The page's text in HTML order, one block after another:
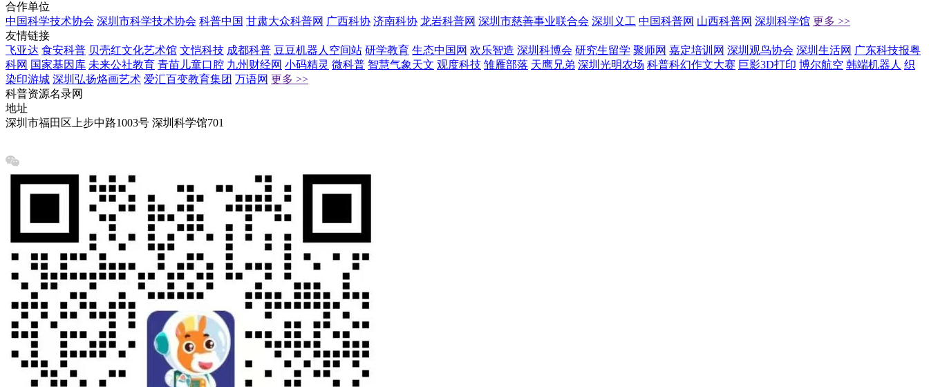
合作单位
中国科学技术协会 深圳市科学技术协会 科普中国 甘肃大众科普网 广西科协 济南科协 龙岩科普网 深圳市慈善事业联合会 深圳义工 中国科普网 山西科普网 深圳科学馆 更多 >>
友情链接
飞亚达 食安科普 贝壳红文化艺术馆 文恺科技 成都科普 豆豆机器人空间站 研学教育 生态中国网 欢乐智造 深圳科博会 研究生留学 聚师网 嘉定培训网 深圳观鸟协会 深圳生活网 广东科技报粤
科网 国家基因库 未来公社教育 青苗儿童口腔 九州财经网 小码精灵 微科普 智慧气象天文 观度科技 雏雁部落 天鹰兄弟 深圳光明农场 科普科幻作文大赛 巨影3D打印 博尔航空 韩端机器人 织
染印游城 深圳弘扬烙画艺术 爱汇百变教育集团 万语网 更多 >>
科普资源名录网
地址
深圳市福田区上步中路1003号 深圳科学馆701